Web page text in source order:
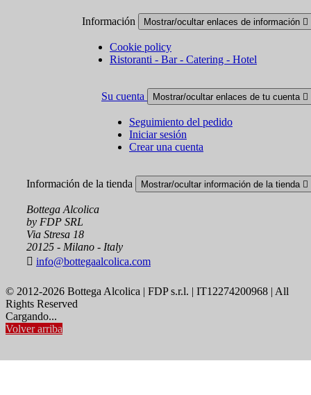
Información Mostrar/ocultar enlaces de información 
Cookie policy
Ristoranti - Bar - Catering - Hotel
Su cuenta Mostrar/ocultar enlaces de tu cuenta 
Seguimiento del pedido
Iniciar sesión
Crear una cuenta
Información de la tienda Mostrar/ocultar información de la tienda 
Bottega Alcolica
by FDP SRL
Via Stresa 18
20125 - Milano - Italy
 info@bottegaalcolica.com
© 2012-2026 Bottega Alcolica | FDP s.r.l. | IT12274200968 | All
Rights Reserved
Cargando...
Volver arriba